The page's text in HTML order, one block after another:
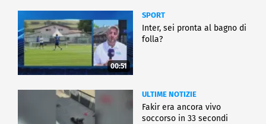
00:51
SPORT
Inter, sei pronta al bagno di
folla?
ULTIME NOTIZIE
Fakir era ancora vivo
soccorso in 33 secondi